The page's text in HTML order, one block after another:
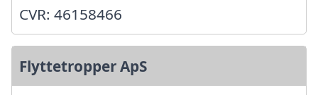
CVR: 46158466
Flyttetropper ApS